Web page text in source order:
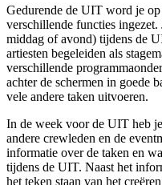
Gedurende de UIT word je
verschillende functies
middag of avond) tijdens de
artiesten begeleiden als
verschillende
achter de schermen in goede
vele andere taken uitvoeren.
In de week voor de UIT heb
andere crewleden en de
informatie over de taken en
tijdens de UIT. Naast het
het teken staan van het